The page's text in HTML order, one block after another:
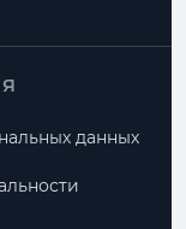
данных